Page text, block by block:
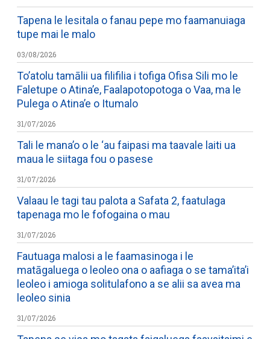
Tapena le lesitala o fanau pepe mo faamanuiaga
tupe mai le malo
03/08/2026
To’atolu tamālii ua filifilia i tofiga Ofisa Sili mo le
Faletupe o Atina’e, Faalapotopotoga o Vaa, ma le
Pulega o Atina’e o Itumalo
31/07/2026
Tali le mana’o o le ‘au faipasi ma taavale laiti ua
maua le siitaga fou o pasese
31/07/2026
Valaau le tagi tau palota a Safata 2, faatulaga
tapenaga mo le fofogaina o mau
31/07/2026
Fautuaga malosi a le faamasinoga i le
matāgaluega o leoleo ona o aafiaga o se tama’ita’i
leoleo i amioga solitulafono a se alii sa avea ma
leoleo sinia
31/07/2026